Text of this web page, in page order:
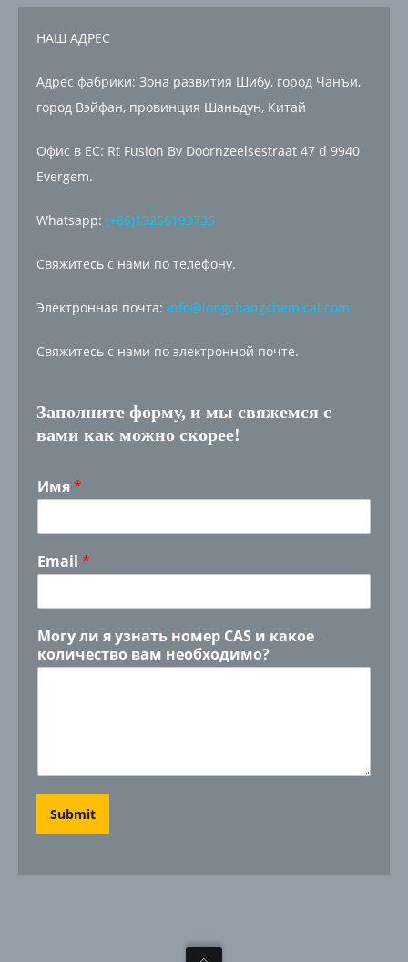
НАШ АДРЕС
Адрес фабрики: Зона развития Шибу, город Чанъи,
город Вэйфан, провинция Шаньдун, Китай
Офис в ЕС: Rt Fusion Bv Doornzeelsestraat 47 d 9940
Evergem.
Whatsapp: (+86)13256193735
Свяжитесь с нами по телефону.
Электронная почта: info@longchangchemical.com
Свяжитесь с нами по электронной почте.
Заполните форму, и мы свяжемся с
вами как можно скорее!
Имя *
Email *
Могу ли я узнать номер CAS и какое
количество вам необходимо?
Submit